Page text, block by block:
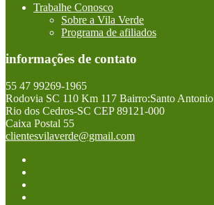
Trabalhe Conosco
Sobre a Vila Verde
Programa de afiliados
informações de contato
55 47 99269-1965
Rodovia SC 110 Km 117 Bairro:Santo Antonio
Rio dos Cedros-SC CEP 89121-000
Caixa Postal 55
clientesvilaverde@gmail.com